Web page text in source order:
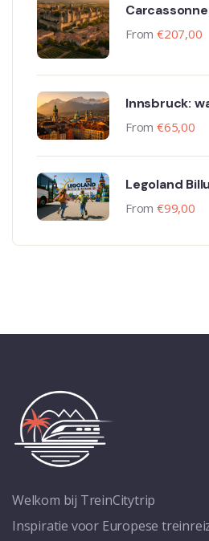
From €207,00
Innsbruck:
tussen
From €65,00
Legoland
overstappen
From €99,00
Welkom bij TreinCitytrip
Inspiratie voor Europese